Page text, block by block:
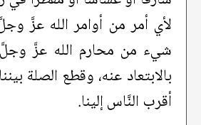
لأي أمر من أوامر الله عزَّ
شيء من محارم الله عزَّ وجلَّ،
بالابتعاد عنه، وقطع الصلة
أقرب النَّاس إلينا.